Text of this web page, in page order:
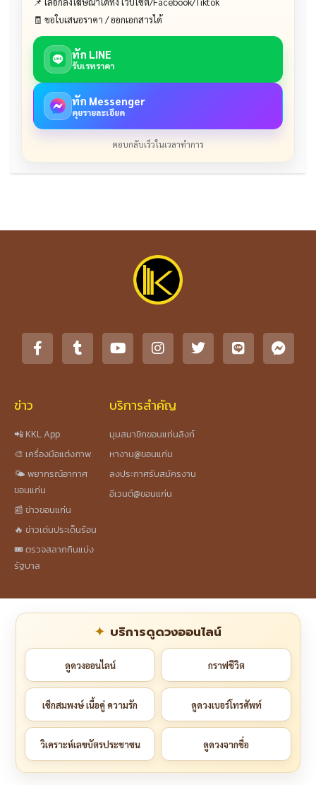
🧾 ขอใบเสนอราคา / ออกเอกสารได้
ทัก LINE
รับเรทราคา
ทัก Messenger
คุยรายละเอียด
ตอบกลับเร็วในเวลาทำการ
ข่าว
📲 KKL App
🎨 เครื่องมือแต่งภาพ
🌤️ พยากรณ์อากาศ
ขอนแก่น
📰 ข่าวขอนแก่น
🔥 ข่าวเด่นประเด็นร้อน
🎟️ ตรวจสลากกินแบ่ง
รัฐบาล
บริการสำคัญ
มุมสมาชิกขอนแก่นลิงก์
หางาน@ขอนแก่น
ลงประกาศรับสมัครงาน
อีเวนต์@ขอนแก่น
บริการดูดวงออนไลน์
ดูดวงออนไลน์ กราฟชีวิต
เช็กสมพงษ์ เนื้อคู่ ความรัก ดูดวงเบอร์โทรศัพท์
วิเคราะห์เลขบัตรประชาชน ดูดวงจากชื่อ